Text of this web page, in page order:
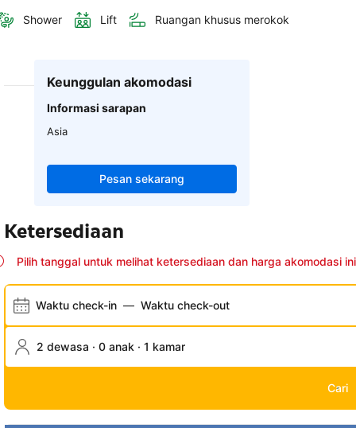
Shower Lift Ruangan khusus merokok
Keunggulan akomodasi
Informasi sarapan
Asia
Pesan sekarang
Ketersediaan
Pilih tanggal untuk melihat ketersediaan dan harga akomodasi ini
Waktu check-in — Waktu check-out
2 dewasa · 0 anak · 1 kamar
Cari